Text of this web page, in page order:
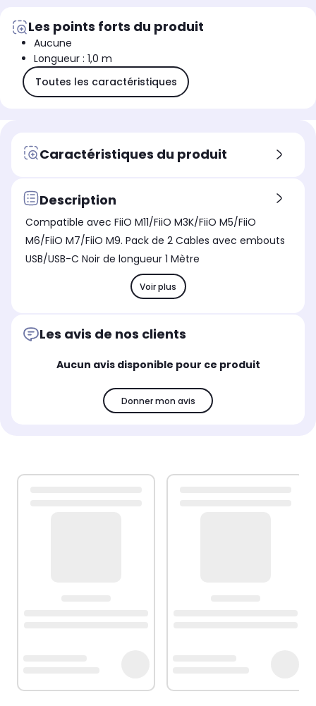
Les points forts du produit
Aucune
Longueur : 1,0 m
Toutes les caractéristiques
Caractéristiques du produit
Description
Compatible avec FiiO M11/FiiO M3K/FiiO M5/FiiO
M6/FiiO M7/FiiO M9. Pack de 2 Cables avec embouts
USB/USB-C Noir de longueur 1 Mètre
Voir plus
Les avis de nos clients
Aucun avis disponible pour ce produit
Donner mon avis